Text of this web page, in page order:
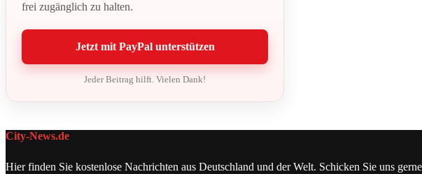
frei zugänglich zu halten.
Jetzt mit PayPal unterstützen
Jeder Beitrag hilft. Vielen Dank!
City-News.de
Hier finden Sie kostenlose Nachrichten aus Deutschland und der Welt. Schicken Sie uns